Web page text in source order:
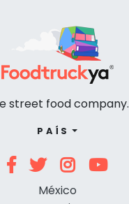
street food company.
PAÍS
México